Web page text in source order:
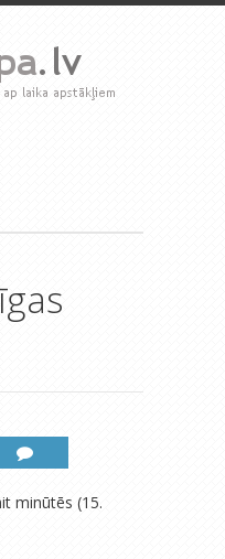
minūtēs (15.